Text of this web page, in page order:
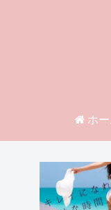
ホー